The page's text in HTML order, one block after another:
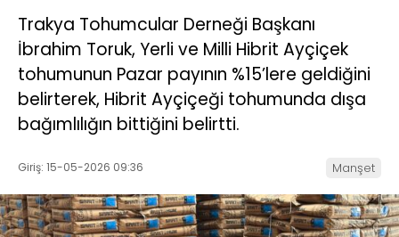
Trakya Tohumcular Derneği Başkanı
İbrahim Toruk, Yerli ve Milli Hibrit Ayçiçek
tohumunun Pazar payının %15’lere geldiğini
belirterek, Hibrit Ayçiçeği tohumunda dışa
bağımlılığın bittiğini belirtti.
Giriş: 15-05-2026 09:36 Manşet